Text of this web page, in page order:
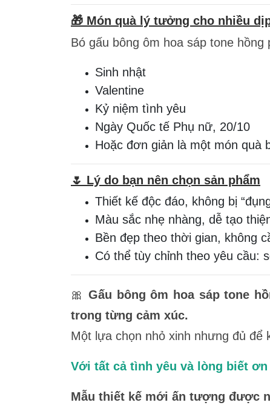
🎁 Món quà lý tưởng cho nhiều
Bó gấu bông ôm hoa sáp tone
Sinh nhật
Valentine
Kỷ niệm tình yêu
Ngày Quốc tế Phụ nữ, 20/10
Hoặc đơn giản là một món quà
🌷 Lý do bạn nên chọn sản phẩm
Thiết kế độc đáo, không bị
Màu sắc nhẹ nhàng, dễ tạo
Bền đẹp theo thời gian, không
Có thể tùy chỉnh theo yêu cầu:
🎀Gấu bông ôm hoa sáp tone
trong từng cảm xúc.
Một lựa chọn nhỏ xinh nhưng đủ
Với tất cả tình yêu và lòng biết
Mẫu thiết kế mới ấn tượng được